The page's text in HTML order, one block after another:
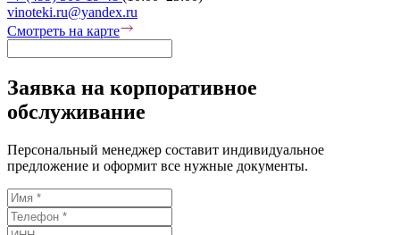
vinoteki.ru@yandex.ru
Смотреть на карте
Заявка на корпоративное
обслуживание
Персональный менеджер составит индивидуальное
предложение и оформит все нужные документы.